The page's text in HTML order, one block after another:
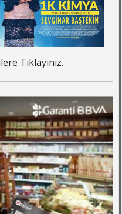
Tıklayınız.